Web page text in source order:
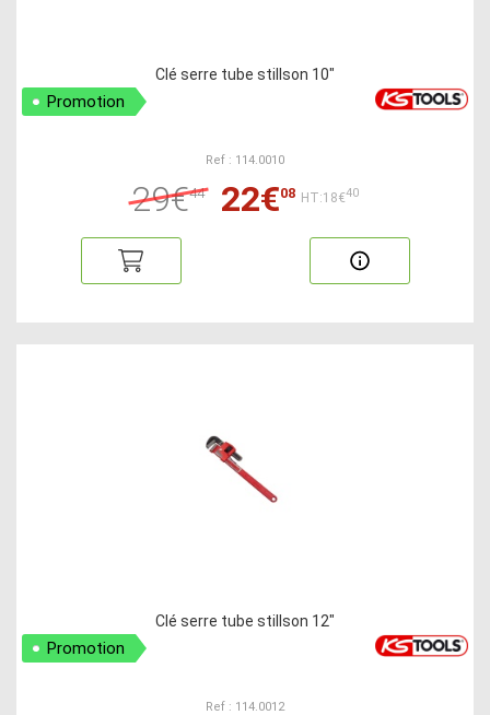
Clé serre tube stillson 10"
Promotion
Ref : 114.0010
29€44 22€08 HT:18€40
Clé serre tube stillson 12"
Promotion
Ref : 114.0012